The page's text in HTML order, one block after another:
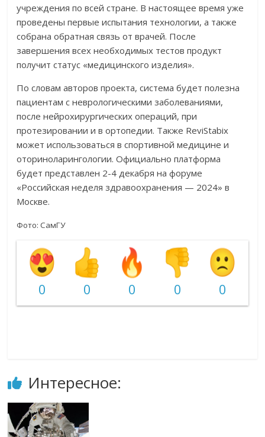
учреждения по всей стране. В настоящее время уже
проведены первые испытания технологии, а также
собрана обратная связь от врачей. После
завершения всех необходимых тестов продукт
получит статус «медицинского изделия».
По словам авторов проекта, система будет полезна
пациентам с неврологическими заболеваниями,
после нейрохирургических операций, при
протезировании и в ортопедии. Также ReviStabix
может использоваться в спортивной медицине и
оториноларингологии. Официально платформа
будет представлен 2-4 декабря на форуме
«Российская неделя здравоохранения — 2024» в
Москве.
Фото: СамГУ
0 0 0 0 0
Интересное: